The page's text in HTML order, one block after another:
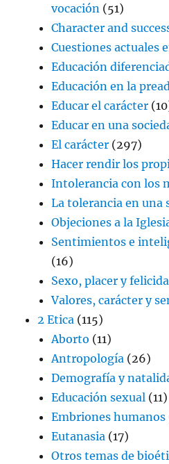
vocación (51)
Character and
Cuestiones actuales
Educación
Educación en la
Educar el carácter
Educar en una
El carácter (297)
Hacer rendir los
Intolerancia con los
La tolerancia en una
Objeciones a la
Sentimientos e
(16)
Sexo, placer y
Valores, carácter y
2 Etica (115)
Aborto (11)
Antropología (26)
Demografía y
Educación sexual (11)
Embriones humanos
Eutanasia (17)
Otros temas de